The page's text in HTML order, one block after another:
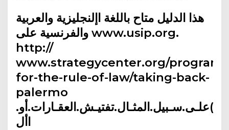
هذا الدليل متاح باللغة اإلنجليزية والعربية
والفرنسية على www.usip.org.
http://
www.strategycenter.org/
for-the-rule-of-law/taking-back-
palermo
األ